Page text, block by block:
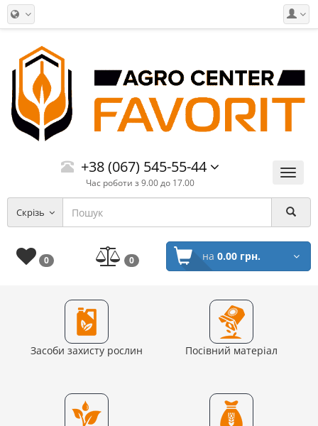
Меню
+38 (067) 545-55-44
Час роботи з 9.00 до 17.00
Скрізь
0 0 на 0.00 грн.
Засоби захисту рослин Посівний матеріал